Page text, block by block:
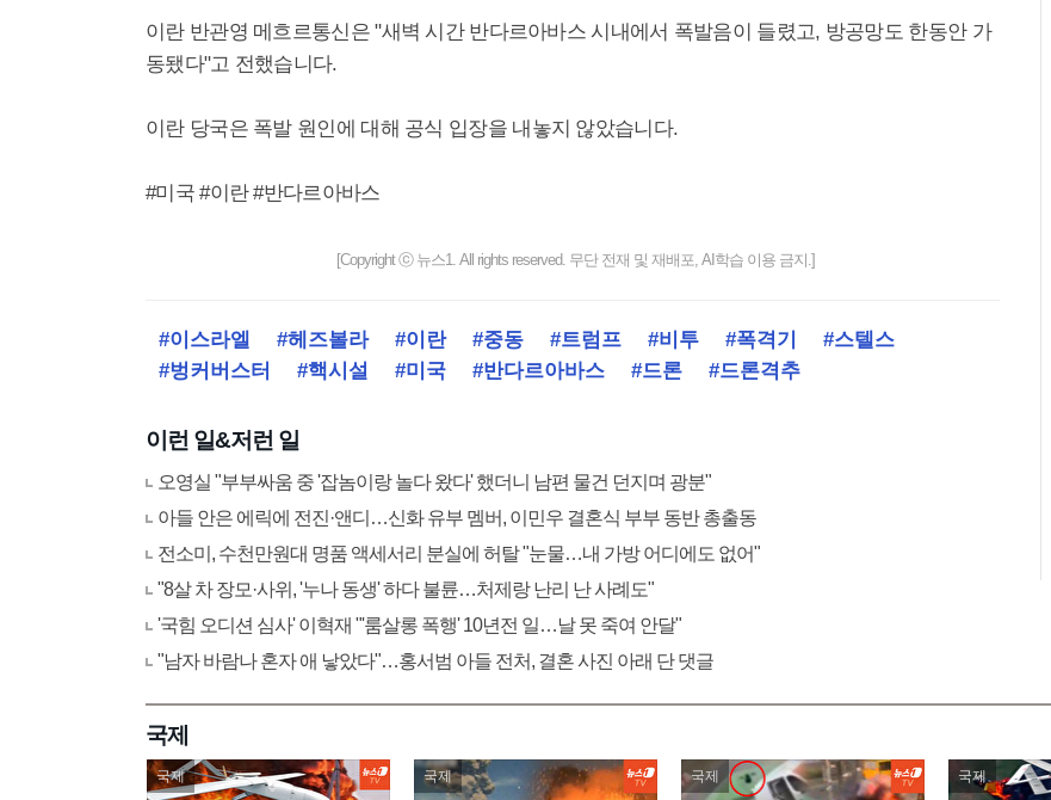
이란 반관영 메흐르통신은 "새벽 시간 반다르아바스 시내에서 폭발음이 들렸고, 방공망도 한동안 가
동됐다"고 전했습니다.
이란 당국은 폭발 원인에 대해 공식 입장을 내놓지 않았습니다.
#미국 #이란 #반다르아바스
[Copyright ⓒ 뉴스1. All rights reserved. 무단 전재 및 재배포, AI학습 이용 금지.]
#이스라엘 #헤즈볼라 #이란 #중동 #트럼프 #비투 #폭격기
#스텔스
#벙커버스터
#핵시설 #미국 #반다르아바스 #드론 #드론격추
이런 일&저런 일
오영실 "부부싸움 중 '잡놈이랑 놀다 왔다' 했더니 남편 물건 던지며 광분"
아들 안은 에릭에 전진·앤디…신화 유부 멤버, 이민우 결혼식 부부 동반 총출동
전소미, 수천만원대 명품 액세서리 분실에 허탈 "눈물…내 가방 어디에도 없어"
"8살 차 장모·사위, '누나 동생' 하다 불륜…처제랑 난리 난 사례도"
'국힘 오디션 심사' 이혁재 "'룸살롱 폭행' 10년전 일…날 못 죽여 안달"
"남자 바람나 혼자 애 낳았다"…홍서범 아들 전처, 결혼 사진 아래 단 댓글
국제
국제 국제 국제 국제